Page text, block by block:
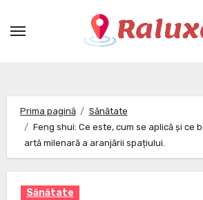
Prima pagină
Sănătate
Feng shui: Ce este, cum se aplică și ce
artă milenară a aranjării spațiului.
Sănătate